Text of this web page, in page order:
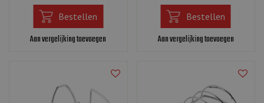
Bestellen
Aan vergelijking toevoegen
Bestellen
Aan vergelijking toevoegen